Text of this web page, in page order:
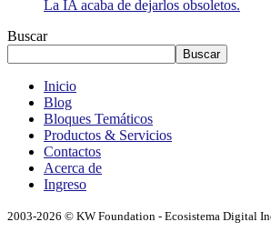
La IA acaba de dejarlos obsoletos.
Buscar
Buscar
Inicio
Blog
Bloques Temáticos
Productos & Servicios
Contactos
Acerca de
Ingreso
2003-2026 © KW Foundation - Ecosistema Digital